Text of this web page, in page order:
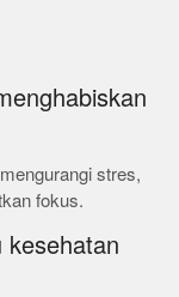
stres,
fokus.
kesehatan